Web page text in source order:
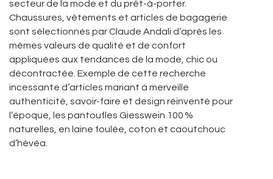
secteur de la mode et du prêt-à-porter.
Chaussures, vêtements et articles de bagagerie
sont sélectionnés par Claude Andali d’après les
mêmes valeurs de qualité et de confort
appliquées aux tendances de la mode, chic ou
décontractée. Exemple de cette recherche
incessante d’articles mariant à merveille
authenticité, savoir-faire et design réinventé pour
l’époque, les pantoufles Giesswein 100 %
naturelles, en laine foulée, coton et caoutchouc
d’hévéa.